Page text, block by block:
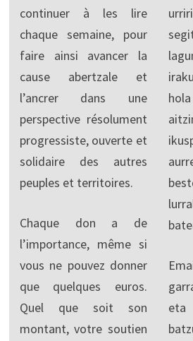
continuer à les lire
chaque semaine, pour
faire ainsi avancer la
cause abertzale et
l’ancrer dans une
perspective résolument
progressiste, ouverte et
solidaire des autres
peuples et territoires.
Chaque don a de
l’importance, même si
vous ne pouvez donner
que quelques euros.
Quel que soit son
montant, votre soutien
eta